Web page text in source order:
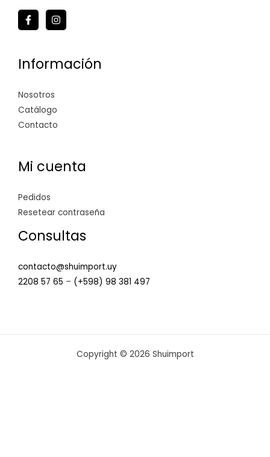
Información
Nosotros
Catálogo
Contacto
Mi cuenta
Pedidos
Resetear contraseña
Consultas
contacto@shuimport.uy
2208 57 65 – (+598) 98 381 497
Copyright © 2026 Shuimport